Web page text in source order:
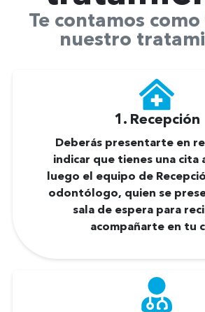
Te contamos
nuestro
1. Recepción
Deberás presentarte en
indicar que tienes una cita
luego el equipo de
odontólogo, quien se
sala de espera para
acompañarte en tu